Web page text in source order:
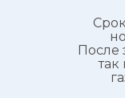
После
так